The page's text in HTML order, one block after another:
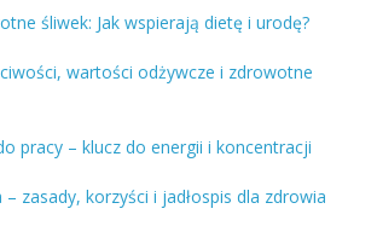
śliwek: Jak wspierają dietę i urodę?
wartości odżywcze i zdrowotne
pracy – klucz do energii i koncentracji
zasady, korzyści i jadłospis dla zdrowia